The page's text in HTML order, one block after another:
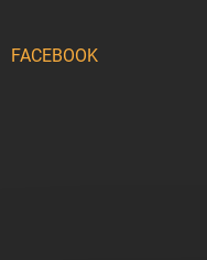
FACEBOOK